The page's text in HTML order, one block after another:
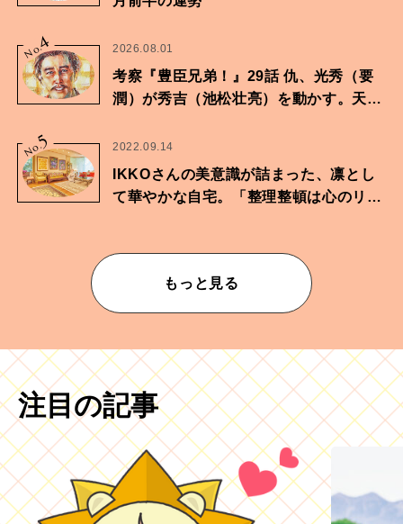
No.
4 2026.08.01
考察『豊臣兄弟！』29話 仇、光秀（要
潤）が秀吉（池松壮亮）を動かす。天下
No.
5 2022.09.14
IKKOさんの美意識が詰まった、凛とし
て華やかな自宅。「整理整頓は心のリズ
もっと見る
注目の記事